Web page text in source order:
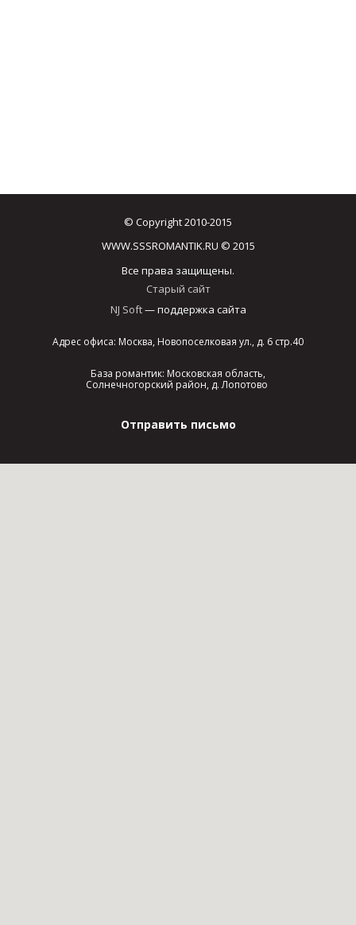
© Copyright 2010-2015
WWW.SSSROMANTIK.RU © 2015
Все права защищены.
Старый сайт
NJ Soft— поддержка сайта
Адрес офиса: Москва, Новопоселковая ул., д. 6 стр.40
База романтик: Московская область,
Солнечногорский район, д. Лопотово
Отправить письмо